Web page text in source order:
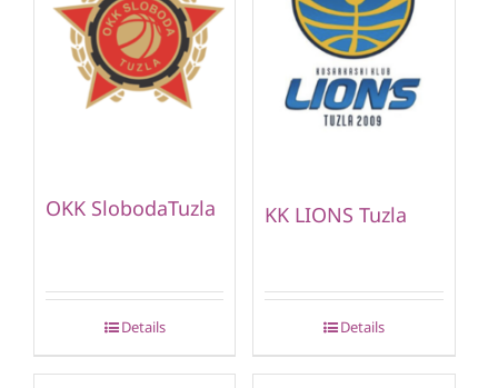
OKK SlobodaTuzla
Details
KK LIONS Tuzla
Details